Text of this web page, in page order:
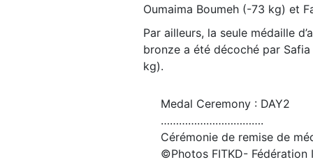
Oumaima Boumeh (-73 kg) et
Par ailleurs, la seule médaille
bronze a été décoché par
kg).
Medal Ceremony : DAY2
…………………………….
Cérémonie de remise de
©Photos FITKD- Fédération